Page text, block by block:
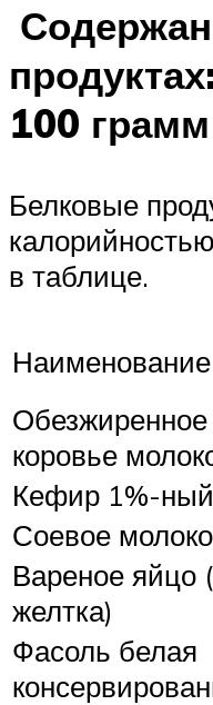
100 грамм
Белковые
в таблице.
Наименование
Обезжиренное
коровье
Кефир 1%-ный
Соевое молоко
Вареное яйцо
желтка)
Фасоль белая